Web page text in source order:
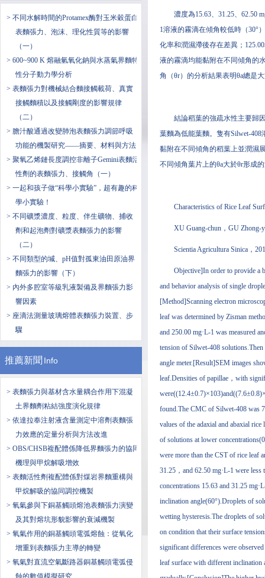
> 不同水解時間的Protamex酶對玉米穀蛋白
表麵張力、泡沫、理化性質等的影響
（一）
> 600~900 K 熔融氫氧化鈉與水蒸氣界麵特
性分子動力學分析
> 表麵張力對機械結合麵接觸載荷、真實
接觸麵積以及接觸剛度的影響規律
（二）
> 膽汁酸通過改變肺泡表麵張力調節呼吸
功能的機製研究——摘要、材料與方法
> 聚氧乙烯鏈長度調控非離子Gemini表麵活
性劑的表麵張力、接觸角（一）
> 一起和孩子做“科學小實驗”，超有趣的科
學小實驗！
> 不同礦漿濃度、粒度、伴生礦物、捕收
劑和起泡劑對礦漿表麵張力的影響
（二）
> 不同類型的堿、pH值對孤東油田原油界
麵張力的影響（下）
> ​內外多腔室等級乳液製備及界麵張力影
響因素
> 座滴法測量玻璃熔體表麵張力裝置、步
驟
推薦新聞 Info
> 表麵張力與基材含水量耦合作用下混凝
土界麵劑粘結強度演化規律
> 依達拉奉注射液含量測定中溶劑表麵張
力效應的定量分析與方法改進
> OBS/CHSB複配體係降低界麵張力的協同
機理與甲烷解吸增效
> 表麵活性劑複配體係對煤岩界麵重構與
甲烷解吸的協同調控機製
> 氧氣參與下銅基觸頭熔池表麵張力演變
及其對熔坑形貌影響的衰減機製
> 氧氣作用的銅基觸頭電弧熔蝕：從氧化
增重到表麵張力主導的轉變
> 氧氣對直流空氣斷路器銅基觸頭電弧侵
蝕的數值模擬研究
濃度為15.63、31.25、62.50
1溶液的霧滴在傾角較低時（30°
化率和潤濕滯後存在差異；
液的霧滴均能黏附在不同傾角的
角（θr）的分析結果表明θa總是
結論稻葉的強疏水性主要歸
葉麵為低能葉麵。隻有Silwet-
黏附在不同傾角的稻葉上並潤濕
不同傾角葉片上的θa大於θr形成
Characteristics of Rice Leaf
XU Guang-chun，GU
Scientia Agricultura Sinica，
Objective]In order to provide a
and behavior analysis of single
[Method]Scanning electron
leaf was determined by Zisman
and 250.00 mg·L-1 was measured
tension of Silwet-408 solutions.Then
angle meter.[Result]SEM images
leaf.Densities of papillae，with
found.The CMC of Silwet-408 was
values of the adaxial and abaxial
of solutions at lower
were more than the CST of rice leaf
31.25，and 62.50 mg·L-1 were
concentrations 15.63 and 31.25
inclination angle(60°).Droplets of
wetting hysteresis.The droplets of
on condition that their surface
significant differences were
leaf surface with different inclination